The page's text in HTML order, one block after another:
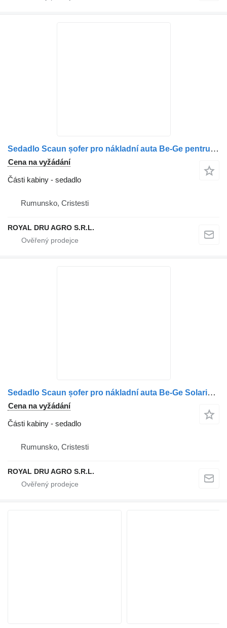
Sedadlo Scaun șofer pro nákladní auta Be-Ge pentru autobuz Solaris
Cena na vyžádání
Části kabiny - sedadlo
Rumunsko, Cristesti
ROYAL DRU AGRO S.R.L.
Sedadlo Scaun șofer pro nákladní auta Be-Ge Solaris cu centură de siguranță și suporturi pentru brațe
Cena na vyžádání
Části kabiny - sedadlo
Rumunsko, Cristesti
ROYAL DRU AGRO S.R.L.